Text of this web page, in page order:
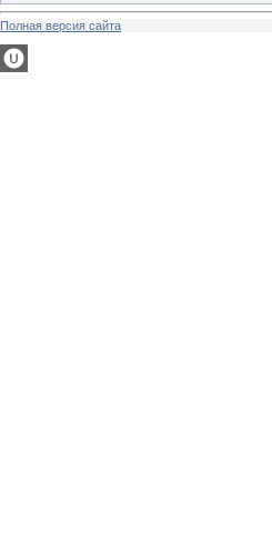
Полная версия сайта